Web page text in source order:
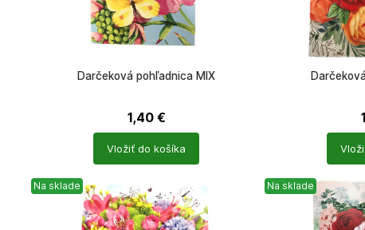
Darčeková pohľadnica MIX
1,40 €
Vložiť do košíka
Na sklade Na sklade